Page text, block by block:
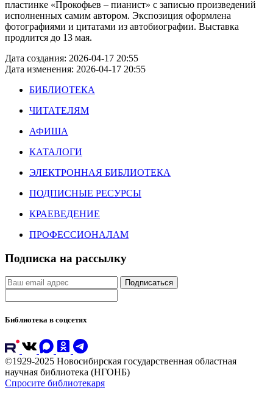
пластинке «Прокофьев – пианист» с записью произведений
исполненных самим автором. Экспозиция оформлена
фотографиями и цитатами из автобиографии. Выставка
продлится до 13 мая.
Дата создания: 2026-04-17 20:55
Дата изменения: 2026-04-17 20:55
БИБЛИОТЕКА
ЧИТАТЕЛЯМ
АФИША
КАТАЛОГИ
ЭЛЕКТРОННАЯ БИБЛИОТЕКА
ПОДПИСНЫЕ РЕСУРСЫ
КРАЕВЕДЕНИЕ
ПРОФЕССИОНАЛАМ
Подписка на рассылку
Подписаться
Библиотека в соцсетях
©1929-2025 Новосибирская государственная областная
научная библиотека (НГОНБ)
Спросите библиотекаря